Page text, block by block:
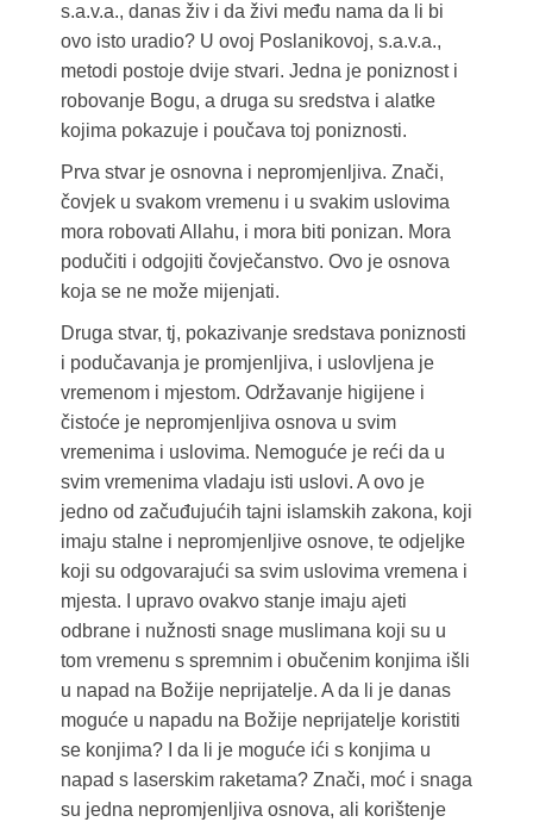
s.a.v.a., danas živ i da živi među nama da li bi
ovo isto uradio? U ovoj Poslanikovoj, s.a.v.a.,
metodi postoje dvije stvari. Jedna je poniznost i
robovanje Bogu, a druga su sredstva i alatke
kojima pokazuje i poučava toj poniznosti.
Prva stvar je osnovna i nepromjenljiva. Znači,
čovjek u svakom vremenu i u svakim uslovima
mora robovati Allahu, i mora biti ponizan. Mora
podučiti i odgojiti čovječanstvo. Ovo je osnova
koja se ne može mijenjati.
Druga stvar, tj, pokazivanje sredstava poniznosti
i podučavanja je promjenljiva, i uslovljena je
vremenom i mjestom. Održavanje higijene i
čistoće je nepromjenljiva osnova u svim
vremenima i uslovima. Nemoguće je reći da u
svim vremenima vladaju isti uslovi. A ovo je
jedno od začuđujućih tajni islamskih zakona, koji
imaju stalne i nepromjenljive osnove, te odjeljke
koji su odgovarajući sa svim uslovima vremena i
mjesta. I upravo ovakvo stanje imaju ajeti
odbrane i nužnosti snage muslimana koji su u
tom vremenu s spremnim i obučenim konjima išli
u napad na Božije neprijatelje. A da li je danas
moguće u napadu na Božije neprijatelje koristiti
se konjima? I da li je moguće ići s konjima u
napad s laserskim raketama? Znači, moć i snaga
su jedna nepromjenljiva osnova, ali korištenje